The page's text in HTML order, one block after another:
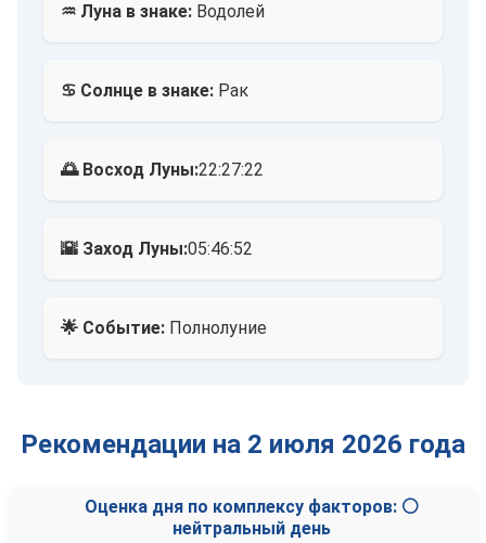
♒ Луна в знаке: Водолей
♋ Солнце в знаке: Рак
🌅 Восход Луны:22:27:22
🌇 Заход Луны:05:46:52
🌟 Событие: Полнолуние
Рекомендации на 2 июля 2026 года
Оценка дня по комплексу факторов: ⚪
нейтральный день